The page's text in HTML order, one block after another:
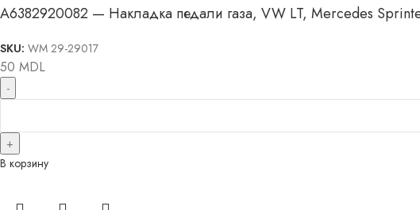
A6382920082 — Накладка педали газа, VW LT, Mercedes
SKU: WM 29-29017
50 MDL
В корзину